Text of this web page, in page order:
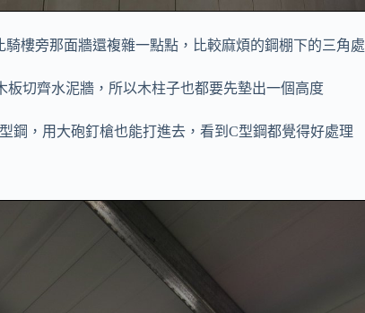
騎樓旁那面牆還複雜一點點，比較麻煩的鋼棚下的三角處
板切齊水泥牆，所以木柱子也都要先墊出一個高度
鋼，用大砲釘槍也能打進去，看到C型鋼都覺得好處理